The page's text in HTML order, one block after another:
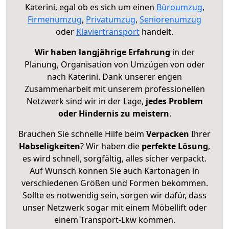
Katerini, egal ob es sich um einen Büroumzug,
Firmenumzug, Privatumzug, Seniorenumzug
oder Klaviertransport handelt.
Wir haben langjährige Erfahrung in der
Planung, Organisation von Umzügen von oder
nach Katerini. Dank unserer engen
Zusammenarbeit mit unserem professionellen
Netzwerk sind wir in der Lage, jedes Problem
oder Hindernis zu meistern.
Brauchen Sie schnelle Hilfe beim Verpacken Ihrer
Habseligkeiten? Wir haben die perfekte Lösung,
es wird schnell, sorgfältig, alles sicher verpackt.
Auf Wunsch können Sie auch Kartonagen in
verschiedenen Größen und Formen bekommen.
Sollte es notwendig sein, sorgen wir dafür, dass
unser Netzwerk sogar mit einem Möbellift oder
einem Transport-Lkw kommen.